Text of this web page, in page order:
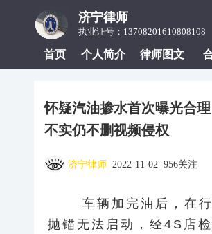
济宁律师
执业证号：13708201610808108
首页 个人简介 律师图文
怀疑汽油掺水首次曝光合
不实仍不删视频侵权
济宁律师 2022-11-02 956关注
车辆加完油后，在行
抛锚无法启动，经4S店